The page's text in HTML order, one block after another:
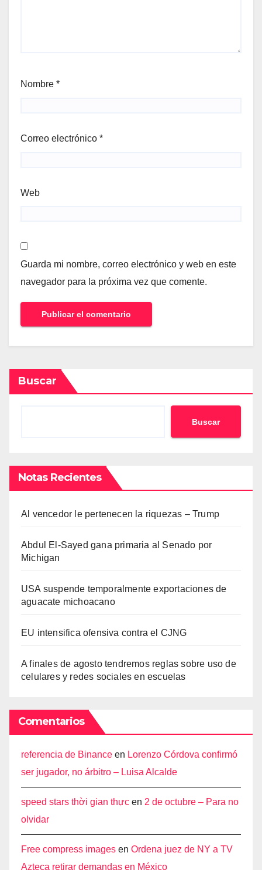
Nombre *
Correo electrónico *
Web
Guarda mi nombre, correo electrónico y web en este
navegador para la próxima vez que comente.
Buscar
Buscar
Notas Recientes
Al vencedor le pertenecen la riquezas – Trump
Abdul El-Sayed gana primaria al Senado por
Michigan
USA suspende temporalmente exportaciones de
aguacate michoacano
EU intensifica ofensiva contra el CJNG
A finales de agosto tendremos reglas sobre uso de
celulares y redes sociales en escuelas
Comentarios
referencia de Binance en Lorenzo Córdova confirmó
ser jugador, no árbitro – Luisa Alcalde
speed stars thời gian thực en 2 de octubre – Para no
olvidar
Free compress images en Ordena juez de NY a TV
Azteca retirar demandas en México